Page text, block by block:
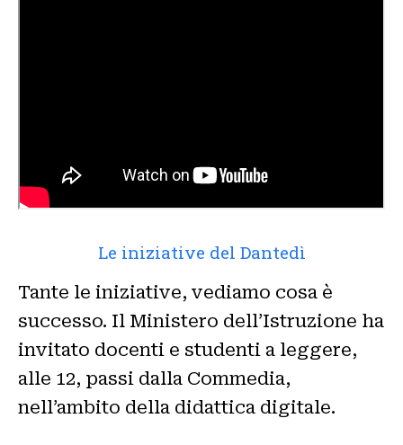
Le iniziative del Dantedì
Tante le iniziative, vediamo cosa è
successo. Il Ministero dell’Istruzione ha
invitato docenti e studenti a leggere,
alle 12, passi dalla Commedia,
nell’ambito della didattica digitale.